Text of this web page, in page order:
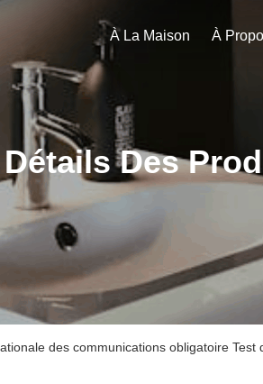
À La Maison
Détails Des
des communications obligatoire Test